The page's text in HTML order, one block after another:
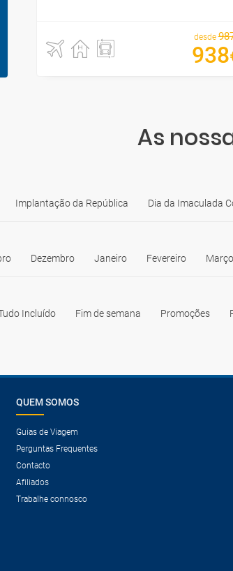
desde
938
As
Implantação da República Dia da Imaculada
Dezembro Janeiro Fevereiro Março
Incluído Fim de semana Promoções
QUEM SOMOS
Guias de Viagem
Perguntas Frequentes
Contacto
Afiliados
Trabalhe connosco